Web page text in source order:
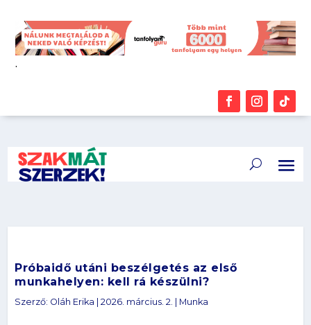
.
Próbaidő utáni beszélgetés az első
munkahelyen: kell rá készülni?
Szerző: Oláh Erika |2026. március. 2. Munka